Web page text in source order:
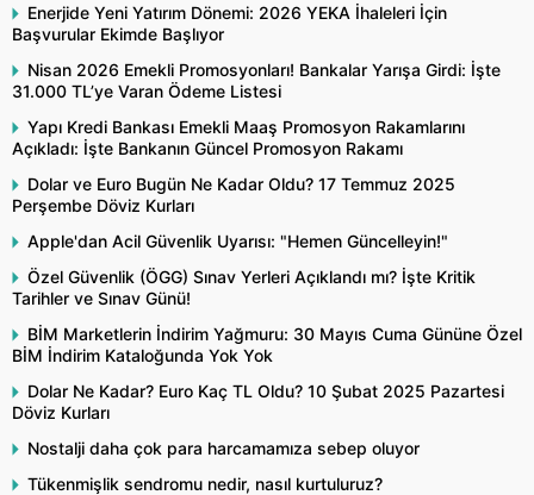
Enerjide Yeni Yatırım Dönemi: 2026 YEKA İhaleleri İçin
Başvurular Ekimde Başlıyor
Nisan 2026 Emekli Promosyonları! Bankalar Yarışa Girdi: İşte
31.000 TL’ye Varan Ödeme Listesi
Yapı Kredi Bankası Emekli Maaş Promosyon Rakamlarını
Açıkladı: İşte Bankanın Güncel Promosyon Rakamı
Dolar ve Euro Bugün Ne Kadar Oldu? 17 Temmuz 2025
Perşembe Döviz Kurları
Apple'dan Acil Güvenlik Uyarısı: "Hemen Güncelleyin!"
Özel Güvenlik (ÖGG) Sınav Yerleri Açıklandı mı? İşte Kritik
Tarihler ve Sınav Günü!
BİM Marketlerin İndirim Yağmuru: 30 Mayıs Cuma Gününe Özel
BİM İndirim Kataloğunda Yok Yok
Dolar Ne Kadar? Euro Kaç TL Oldu? 10 Şubat 2025 Pazartesi
Döviz Kurları
Nostalji daha çok para harcamamıza sebep oluyor
Tükenmişlik sendromu nedir, nasıl kurtuluruz?